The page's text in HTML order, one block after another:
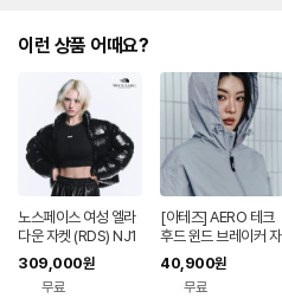
이런 상품 어때요?
노스페이스 여성 엘라
다운 자켓 (RDS) NJ1
DR82J
309,000원
무료
[아테즈] AERO 테크
후드 윈드 브레이커 자
켓 그레이
40,900원
무료